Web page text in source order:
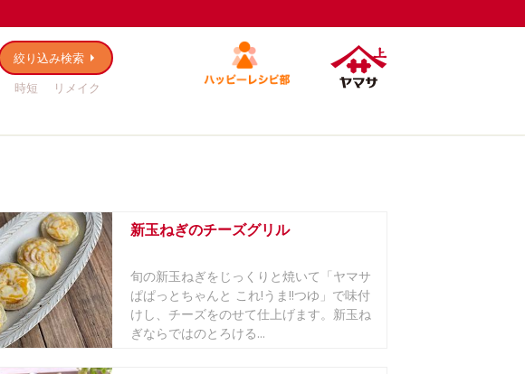
絞り込み検索
時短
リメイク
新玉ねぎのチーズグリル
旬の新玉ねぎをじっくりと焼いて「ヤマサ
ぱぱっとちゃんと これ!うま!!つゆ」で味付
けし、チーズをのせて仕上げます。新玉ね
ぎならではのとろける...